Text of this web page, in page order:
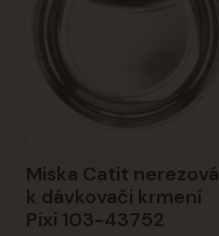
Miska Catit nerezová
k dávkovači krmení
Pixi 103-43752